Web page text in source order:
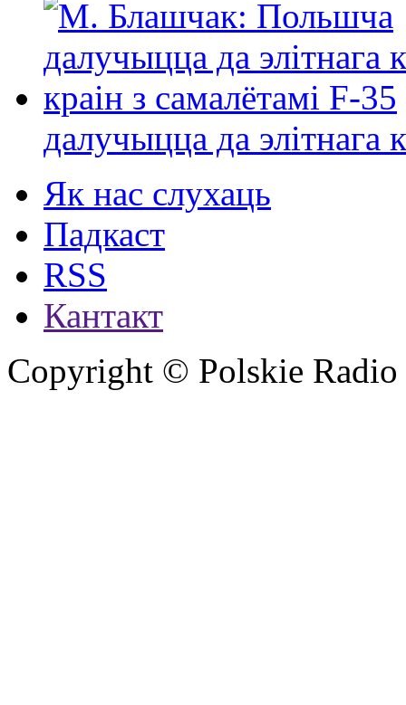
далучыцца да элітнага
Як нас слухаць
Падкаст
RSS
Кантакт
Copyright © Polskie